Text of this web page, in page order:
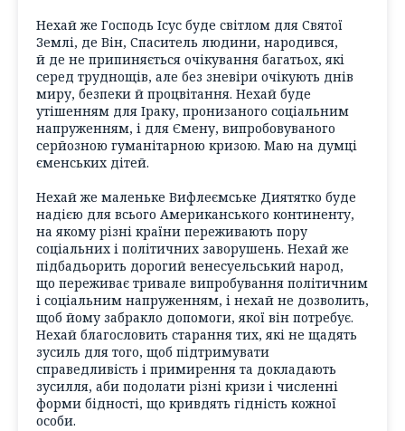
Нехай же Господь Ісус буде світлом для Святої
Землі, де Він, Спаситель людини, народився,
й де не припиняється очікування багатьох, які
серед труднощів, але без зневіри очікують днів
миру, безпеки й процвітання. Нехай буде
утішенням для Іраку, пронизаного соціальним
напруженням, і для Ємену, випробовуваного
серйозною гуманітарною кризою. Маю на думці
єменських дітей.
Нехай же маленьке Вифлеємське Диятятко буде
надією для всього Американського континенту,
на якому різні країни переживають пору
соціальних і політичних заворушень. Нехай же
підбадьорить дорогий венесуельський народ,
що переживає тривале випробування політичним
і соціальним напруженням, і нехай не дозволить,
щоб йому забракло допомоги, якої він потребує.
Нехай благословить старання тих, які не щадять
зусиль для того, щоб підтримувати
справедливість і примирення та докладають
зусилля, аби подолати різні кризи і численні
форми бідності, що кривдять гідність кожної
особи.